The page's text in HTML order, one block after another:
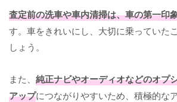
査定前の洗車や車内清掃は、車の第一印
す。車をきれいにし、大切に乗っていた
しょう。
また、 純正ナビやオーディオなどのオプ
アップにつながりやすいため、積極的な